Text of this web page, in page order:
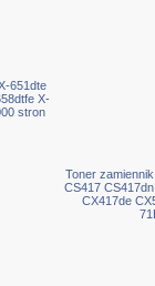
651dte
X-
stron
Toner
CS417
CX417de